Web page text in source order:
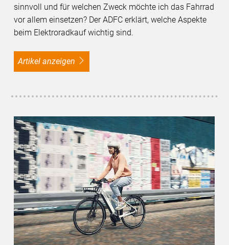
sinnvoll und für welchen Zweck möchte ich das Fahrrad
vor allem einsetzen? Der ADFC erklärt, welche Aspekte
beim Elektroradkauf wichtig sind.
Artikel anzeigen